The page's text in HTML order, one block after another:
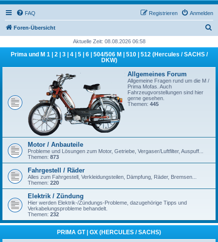
FAQ Anmelden
Registrieren
Foren-Übersicht
Aktuelle Zeit: 08.08.2026 06:58
Prima und M 1 | 2 | 3 | 4 | 5 | 6 | 504/506 M | 510 | 512 (Hercules / SACHS /
DKW)
Allgemeines Forum
Allgemeine Fragen rund um die M /
Prima Mofas. Auch
Fahrzeugvorstellungen sind hier
gerne gesehen.
Themen: 445
Motor / Anbauteile
Probleme und Lösungen zum Motor, Getriebe, Vergaser/Luftfilter, Auspuff...
Themen: 873
Fahrgestell / Räder
Alles zum Fahrgestell, Verkleidungsteilen, Dämpfung, Räder, Bremsen...
Themen: 220
Elektrik / Zündung
Hier werden Elektrik-/Zündungs-Probleme, dazugehörige Tipps und
Verkabelungsprobleme behandelt.
Themen: 232
PRIMA GT | GX (HERCULES / SACHS)